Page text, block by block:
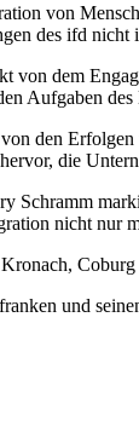
von
des ifd
von dem
Aufgaben des
den
die
Schramm
nicht nur
und